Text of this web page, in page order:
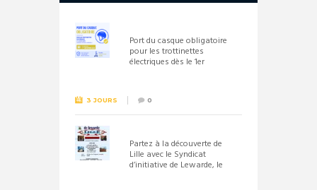
Port du casque obligatoire
pour les trottinettes
électriques dès le 1er
3 JOURS 0
Partez à la découverte de
Lille avec le Syndicat
d’initiative de Lewarde, le